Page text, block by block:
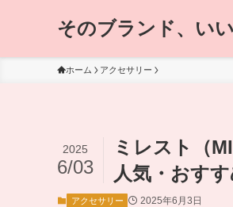
そのブランド、いい
ホーム アクセサリー
ミレスト（
人気・おす
2025
6/03
アクセサリー 2025年6月3日